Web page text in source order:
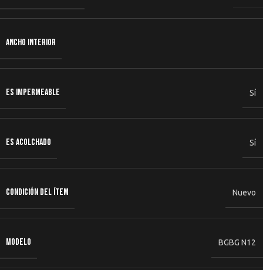
ANCHO INTERIOR
ES IMPERMEABLE Sí
ES ACOLCHADO Sí
CONDICIÓN DEL ÍTEM Nuevo
MODELO BGBG N12